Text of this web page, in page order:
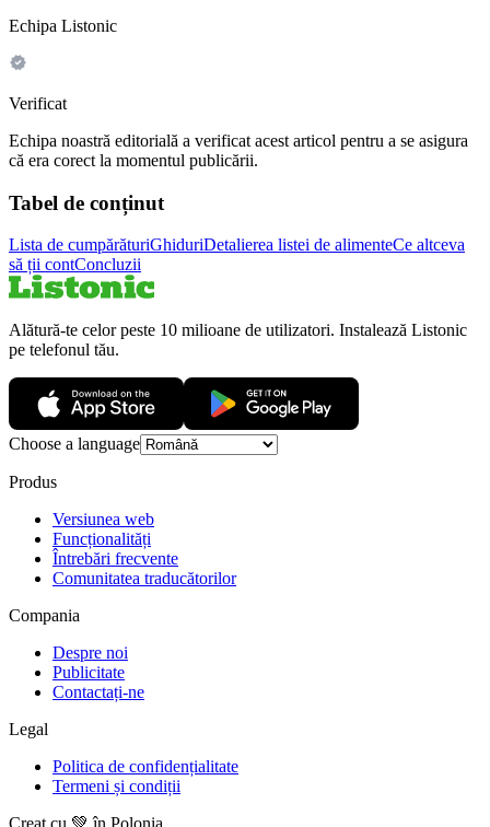
Echipa Listonic
Verificat
Echipa noastră editorială a verificat acest articol pentru a se asigura
că era corect la momentul publicării.
Tabel de conținut
Lista de cumpărăturiGhiduriDetalierea listei de alimenteCe altceva
să ții contConcluzii
Alătură-te celor peste 10 milioane de utilizatori. Instalează Listonic
pe telefonul tău.
Choose a language
Produs
Versiunea web
Funcționalități
Întrebări frecvente
Comunitatea traducătorilor
Compania
Despre noi
Publicitate
Contactați-ne
Legal
Politica de confidențialitate
Termeni și condiții